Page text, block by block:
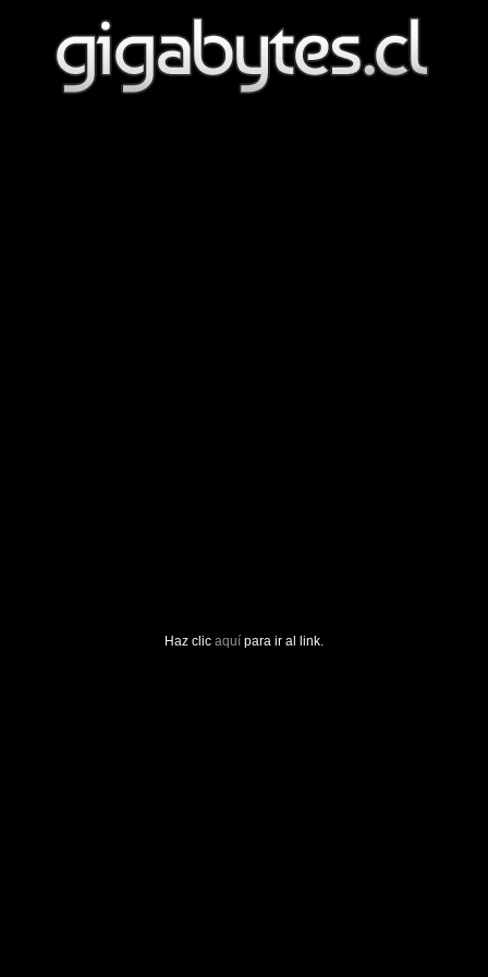
Haz clic aquí para ir al link.